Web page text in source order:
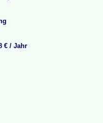
€ / Jahr